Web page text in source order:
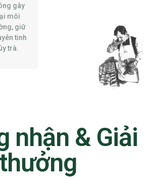
gây
môi
giữ
tinh
trà.
nhận & Giải
thưởng